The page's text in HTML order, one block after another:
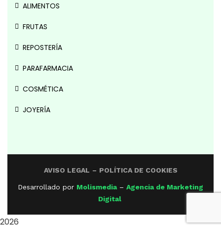
ALIMENTOS
FRUTAS
REPOSTERÍA
PARAFARMACIA
COSMÉTICA
JOYERÍA
AVISO LEGAL – POLÍTICA DE COOKIES
Desarrollado por Molismedia– Agencia de Marketing
Digital
2026